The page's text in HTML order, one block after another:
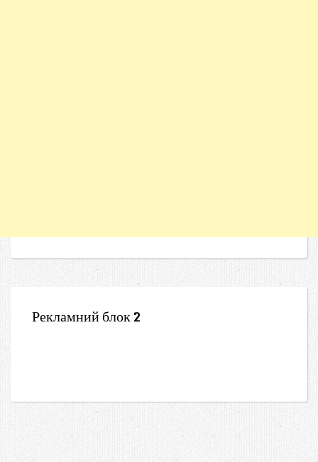
Рекламний блок 2